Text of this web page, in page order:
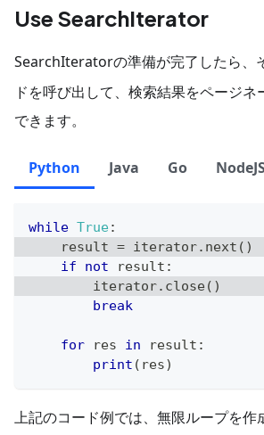
Use SearchIterator
SearchIteratorの準備が完了したら、
ドを呼び出して、検索結果をページ
できます。
Python Java Go
while True:
    result
= iterator. next ( )
if
not result :
        iterator
. close( )
break
for res in result :
print ( res)
上記のコード例では、無限ループを作